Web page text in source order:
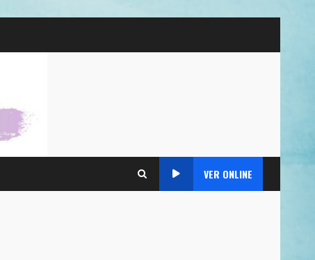
VER ONLINE